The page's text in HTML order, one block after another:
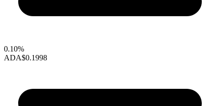
0.10%
ADA$0.1998